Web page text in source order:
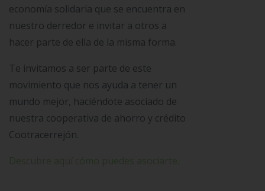
economía solidaria que se encuentra en
nuestro derredor e invitar a otros a
hacer parte de ella de la misma forma.
Te invitamos a ser parte de este
movimiento que nos ayuda a tener un
mundo mejor, haciéndote asociado de
nuestra cooperativa de ahorro y crédito
Cootracerrejón.